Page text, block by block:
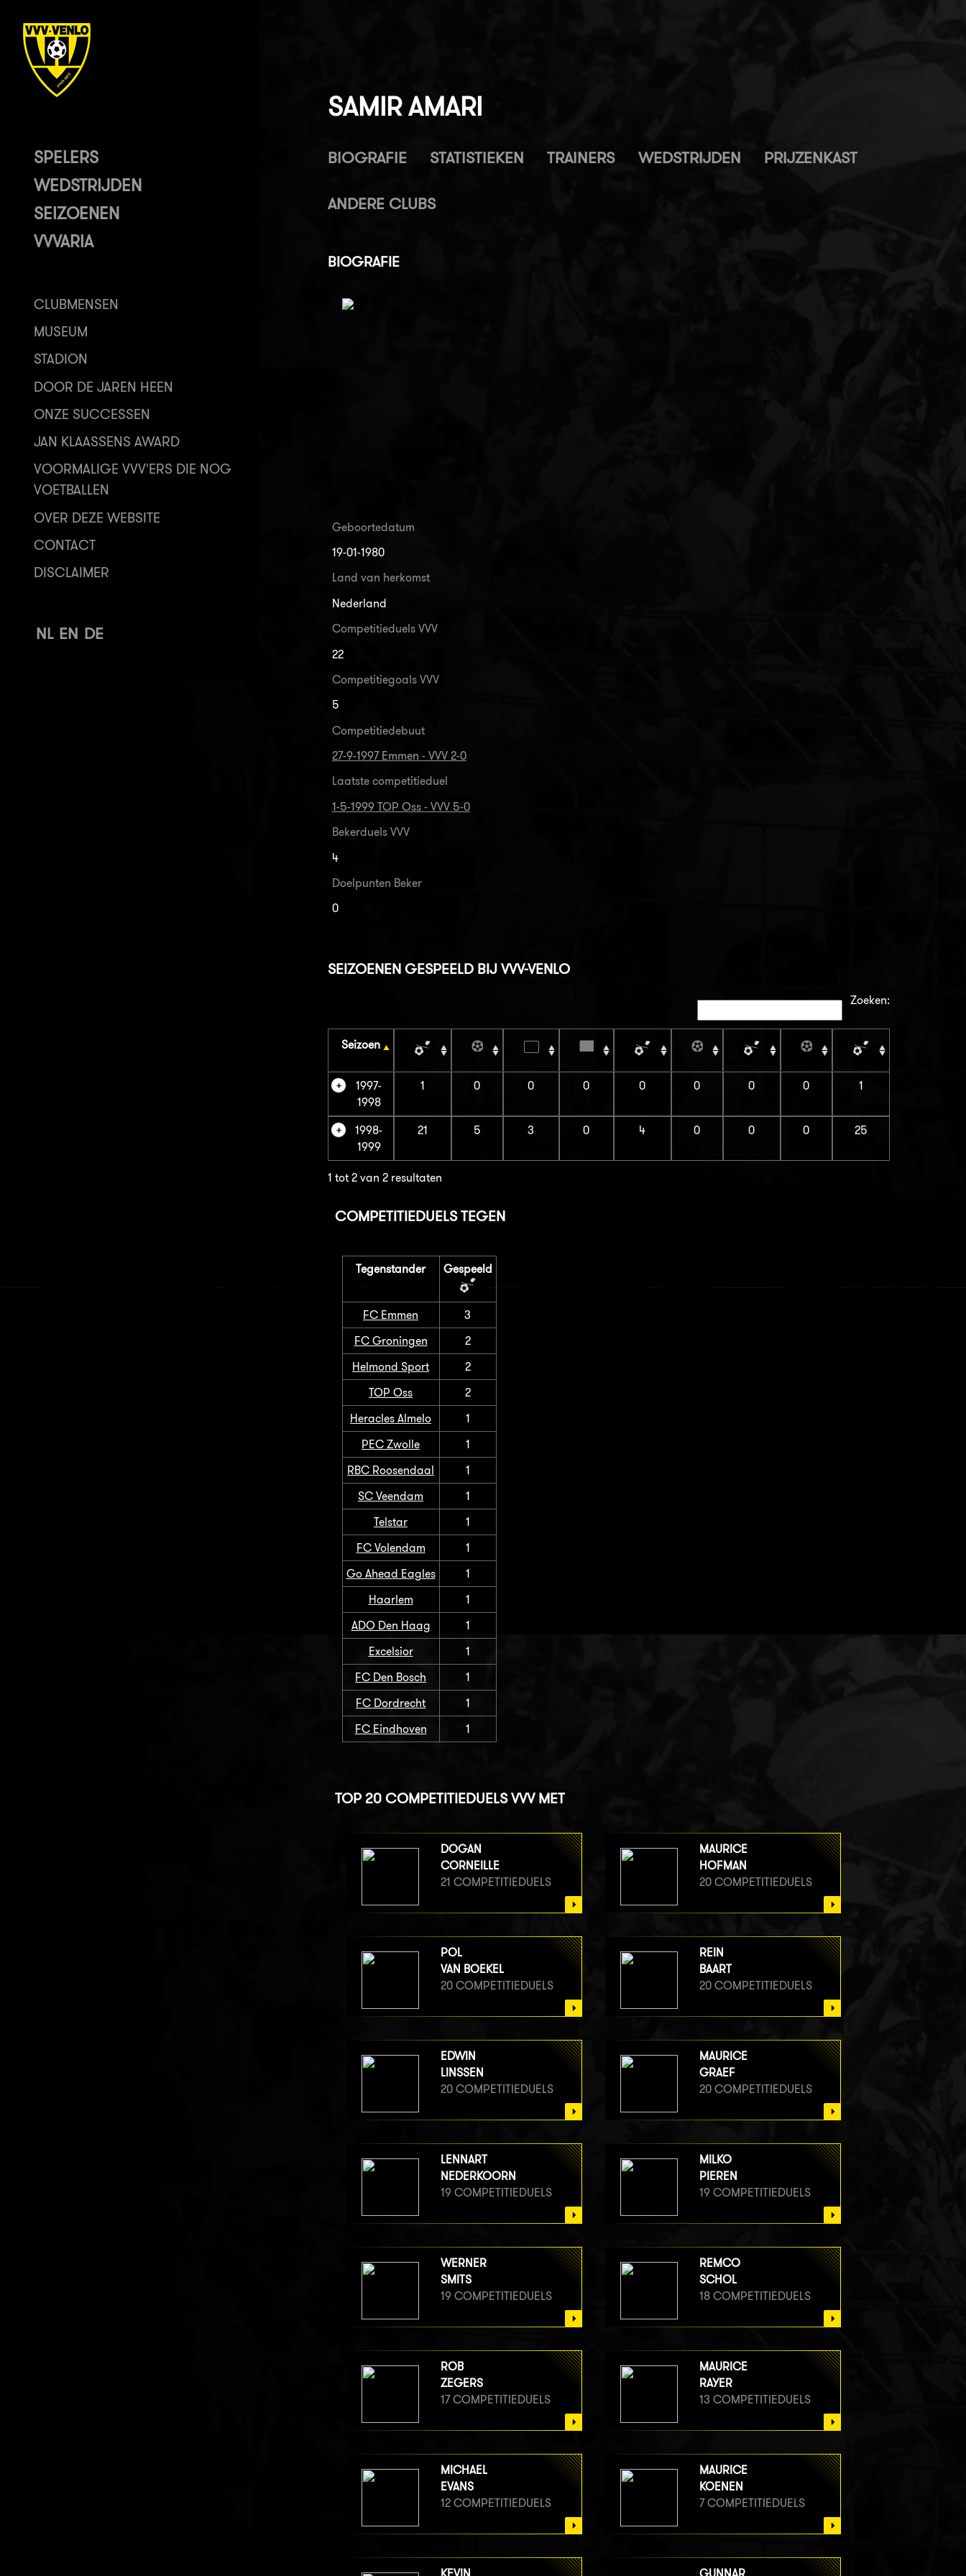
SPELERS
WEDSTRIJDEN
SEIZOENEN
VVVARIA
CLUBMENSEN
MUSEUM
STADION
DOOR DE JAREN HEEN
ONZE SUCCESSEN
JAN KLAASSENS AWARD
VOORMALIGE VVV'ERS DIE NOG
VOETBALLEN
OVER DEZE WEBSITE
CONTACT
DISCLAIMER
NL EN DE
SAMIR AMARI
BIOGRAFIE STATISTIEKEN TRAINERS WEDSTRIJDEN PRIJZENKAST
ANDERE CLUBS
BIOGRAFIE
Geboortedatum
19-01-1980
Land van herkomst
Nederland
Competitieduels VVV
22
Competitiegoals VVV
5
Competitiedebuut
27-9-1997 Emmen - VVV 2-0
Laatste competitieduel
1-5-1999 TOP Oss - VVV 5-0
Bekerduels VVV
4
Doelpunten Beker
0
SEIZOENEN GESPEELD BIJ VVV-VENLO
Zoeken:
Seizoen
1997-
1998
1 0 0 0 0 0 0 0 1
1998-
1999
21 5 3 0 4 0 0 0 25
1 tot 2 van 2 resultaten
COMPETITIEDUELS TEGEN
Tegenstander Gespeeld
FC Emmen
3
FC Groningen
2
Helmond Sport
2
TOP Oss
2
Heracles Almelo
1
PEC Zwolle
1
RBC Roosendaal
1
SC Veendam
1
Telstar
1
FC Volendam
1
Go Ahead Eagles
1
Haarlem
1
ADO Den Haag
1
Excelsior
1
FC Den Bosch
1
FC Dordrecht
1
FC Eindhoven
1
TOP 20 COMPETITIEDUELS VVV MET
DOGAN
CORNEILLE
21 COMPETITIEDUELS
MAURICE
HOFMAN
20 COMPETITIEDUELS
POL
VAN BOEKEL
20 COMPETITIEDUELS
REIN
BAART
20 COMPETITIEDUELS
EDWIN
LINSSEN
20 COMPETITIEDUELS
MAURICE
GRAEF
20 COMPETITIEDUELS
LENNART
NEDERKOORN
19 COMPETITIEDUELS
MILKO
PIEREN
19 COMPETITIEDUELS
WERNER
SMITS
19 COMPETITIEDUELS
REMCO
SCHOL
18 COMPETITIEDUELS
ROB
ZEGERS
17 COMPETITIEDUELS
MAURICE
RAYER
13 COMPETITIEDUELS
MICHAEL
EVANS
12 COMPETITIEDUELS
MAURICE
KOENEN
7 COMPETITIEDUELS